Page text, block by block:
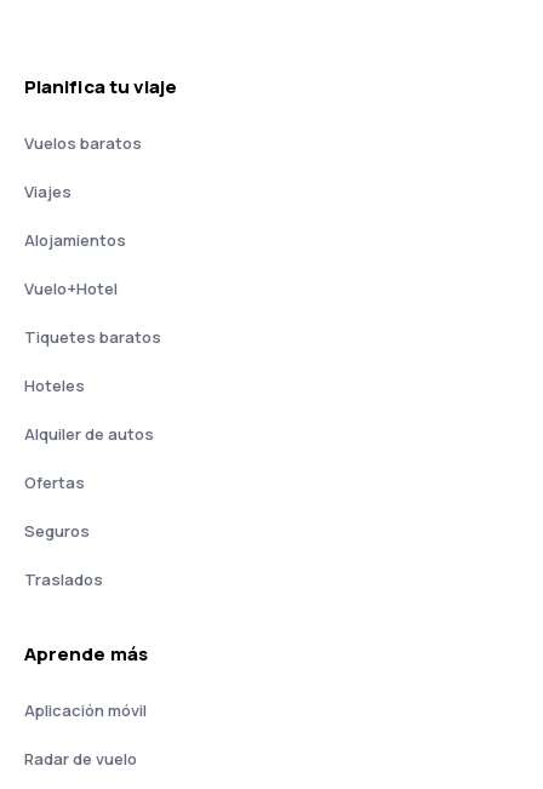
Planifica tu viaje
Vuelos baratos
Viajes
Alojamientos
Vuelo+Hotel
Tiquetes baratos
Hoteles
Alquiler de autos
Ofertas
Seguros
Traslados
Aprende más
Aplicación móvil
Radar de vuelo